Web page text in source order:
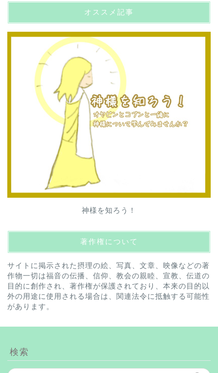
オススメ記事
神様を知ろう！
著作権について
サイトに掲示された摂理の絵、写真、文章、映像などの著
作物一切は福音の伝播、信仰、教会の親睦、宣教、伝道の
目的に創作され、著作権が保護されており、本来の目的以
外の用途に使用される場合は、関連法令に抵触する可能性
があります。
検索